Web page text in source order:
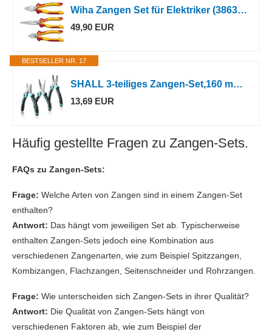
Wiha Zangen Set für Elektriker (38637) 3-tlg. I Universal Kombizange 180mm + Flachrundzange 200mm + Seitenschneider 160mm I Zangenset Elektro VDE
49,90 EUR
BESTSELLER NR. 17
SHALL 3-teiliges Zangen-Set,160 mm Spitzzange,160 mm Seitenschneider, 180 mm Kombizange mit Softgrip – für Heimwerker, Haus- und mechanische Reparaturen
13,69 EUR
Häufig gestellte Fragen zu Zangen-Sets.
FAQs zu Zangen-Sets:
Frage: Welche Arten von Zangen sind in einem Zangen-Set
enthalten?
Antwort: Das hängt vom jeweiligen Set ab. Typischerweise
enthalten Zangen-Sets jedoch eine Kombination aus
verschiedenen Zangenarten, wie zum Beispiel Spitzzangen,
Kombizangen, Flachzangen, Seitenschneider und Rohrzangen.
Frage: Wie unterscheiden sich Zangen-Sets in ihrer Qualität?
Antwort: Die Qualität von Zangen-Sets hängt von
verschiedenen Faktoren ab, wie zum Beispiel der